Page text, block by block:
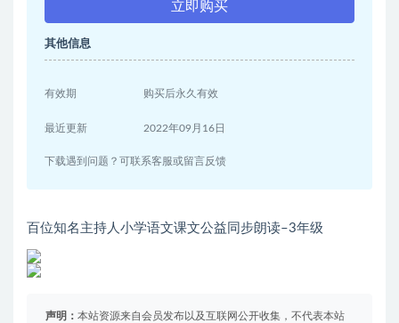
立即购买
其他信息
有效期 购买后永久有效
最近更新 2022年09月16日
下载遇到问题？可联系客服或留言反馈
百位知名主持人小学语文课文公益同步朗读–3年级
声明： 本站资源来自会员发布以及互联网公开收集，不代表本站